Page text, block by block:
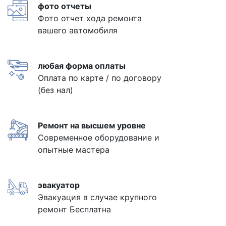
фото отчеты
Фото отчет хода ремонта
вашего автомобиля
любая форма оплаты
Оплата по карте / по договору
(без нал)
Ремонт на высшем уровне
Современное оборудование и
опытные мастера
эвакуатор
Эвакуация в случае крупного
ремонт Бесплатна